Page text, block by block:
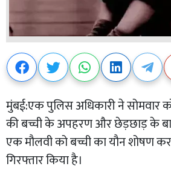
मुंबई:एक पुलिस अधिकारी ने सोमवार
की बच्ची के अपहरण और छेड़छाड़ के
एक मौलवी को बच्ची का यौन शोषण
गिरफ्तार किया है।